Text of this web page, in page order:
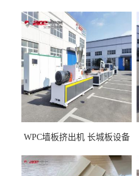
WPC墙板挤出机 长城板设备